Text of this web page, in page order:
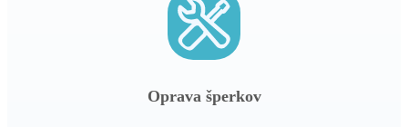
Oprava šperkov